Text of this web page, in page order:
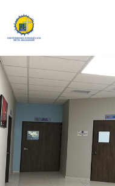
Communities & Collections
All of DSpace